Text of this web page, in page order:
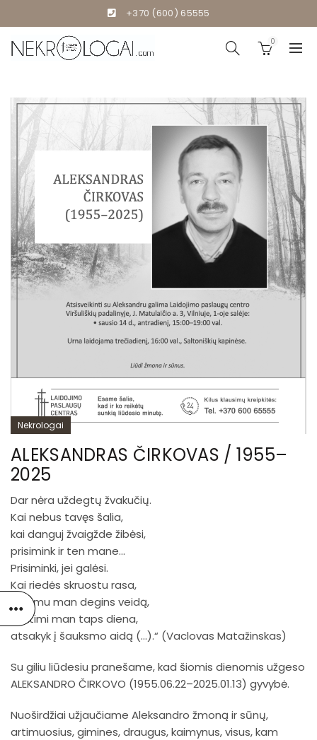
+370 (600) 65555
0
Nekrologai
ALEKSANDRAS ČIRKOVAS / 1955–
2025
Dar nėra uždegtų žvakučių.
Kai nebus tavęs šalia,
kai danguj žvaigžde žibėsi,
prisimink ir ten mane…
Prisiminki, jei galėsi.
Kai riedės skruostu rasa,
sūrumu man degins veidą,
naktimi man taps diena,
atsakyk į šauksmo aidą (…).“ (Vaclovas Matažinskas)
Su giliu liūdesiu pranešame, kad šiomis dienomis užgeso
ALEKSANDRO ČIRKOVO (1955.06.22–2025.01.13) gyvybė.
Nuoširdžiai užjaučiame Aleksandro žmoną ir sūnų,
artimuosius, gimines, draugus, kaimynus, visus, kam